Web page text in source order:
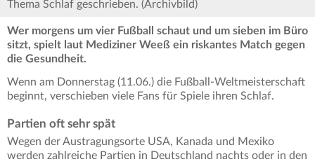
Thema Schlaf geschrieben. (Archivbild)
Wer morgens um vier Fußball schaut und um sieben im Büro
sitzt, spielt laut Mediziner Weeß ein riskantes Match gegen
die Gesundheit.
Wenn am Donnerstag (11.06.) die Fußball-Weltmeisterschaft
beginnt, verschieben viele Fans für Spiele ihren Schlaf.
Partien oft sehr spät
Wegen der Austragungsorte USA, Kanada und Mexiko
werden zahlreiche Partien in Deutschland nachts oder in den